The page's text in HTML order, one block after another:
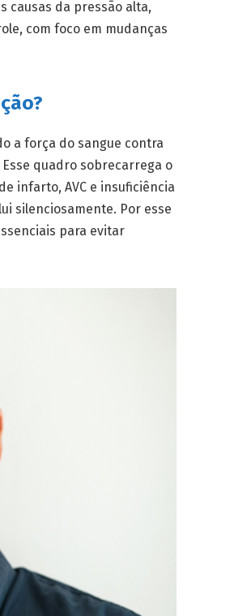
causas da pressão alta,
com foco em mudanças
a força do sangue contra
quadro sobrecarrega o
infarto, AVC e insuficiência
silenciosamente. Por esse
para evitar